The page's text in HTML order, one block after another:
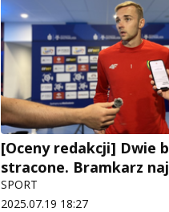
[Oceny redakcji] Dwie
stracone. Bramkarz
SPORT
2025.07.19 18:27